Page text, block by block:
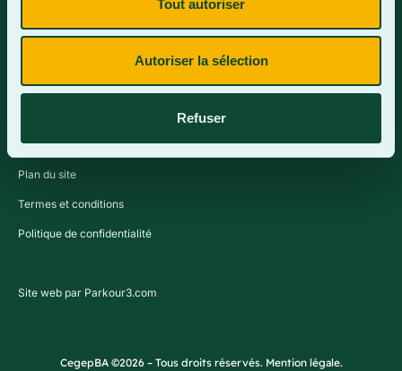
Tout autoriser
Autoriser la sélection
Refuser
Plan du site
Termes et conditions
Politique de confidentialité
Site web par Parkour3.com
CegepBA ©2026 – Tous droits réservés. Mention légale.